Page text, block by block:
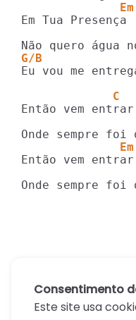
              Em
Em Tua Presença
G/B
Eu vou me
             C
              Em
Onde sempre foi
Consentimento
Este site usa